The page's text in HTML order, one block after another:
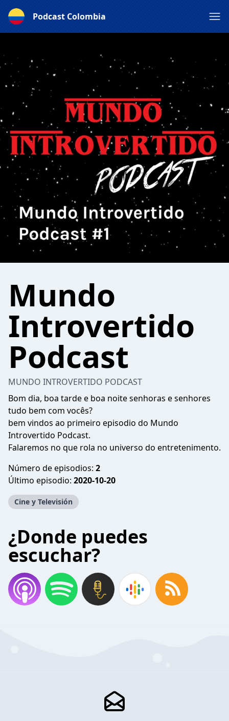
Podcast Colombia
Mundo
Introvertido
Podcast
MUNDO INTROVERTIDO PODCAST
Bom dia, boa tarde e boa noite senhoras e senhores
tudo bem com vocês?
bem vindos ao primeiro episodio do Mundo
Introvertido Podcast.
Falaremos no que rola no universo do entretenimento.
Número de episodios: 2
Último episodio: 2020-10-20
Cine y Televisión
¿Donde puedes
escuchar?